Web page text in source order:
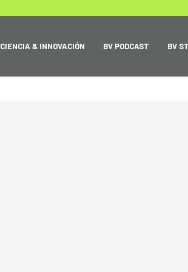
CIENCIA & INNOVACIÓN BV PODCAST BV